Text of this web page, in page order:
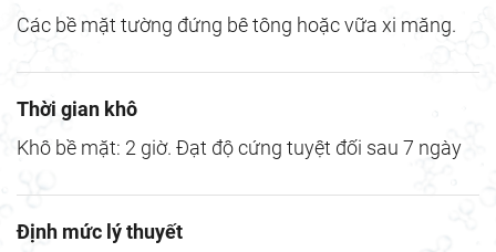
Các bề mặt tường đứng bê tông hoặc vữa xi măng.
Thời gian khô
Khô bề mặt: 2 giờ. Đạt độ cứng tuyệt đối sau 7 ngày
Định mức lý thuyết